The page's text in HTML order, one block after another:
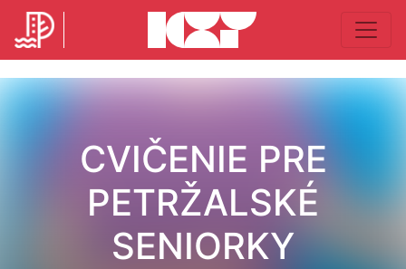
CVIČENIE PRE
PETRŽALSKÉ
SENIORKY